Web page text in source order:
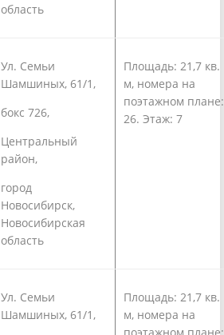
область
Ул. Семьи
Шамшиных, 61/1,
бокс 726,
Центральный
район,
город
Новосибирск,
Новосибирская
область
Площадь: 21,7 кв.
м, номера на
поэтажном плане:
26. Этаж: 7
Ул. Семьи
Шамшиных, 61/1,
Площадь: 21,7 кв.
м, номера на
поэтажном плане: